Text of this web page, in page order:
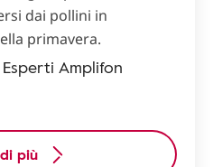
dai pollini in
primavera.
Amplifon
più